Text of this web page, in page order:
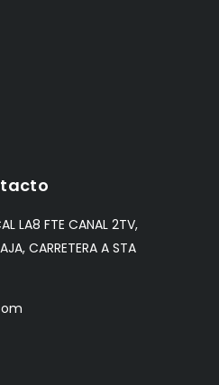
LA8 FTE CANAL 2TV,
CARRETERA A STA